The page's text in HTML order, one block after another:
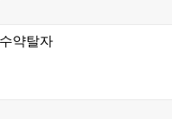
약탈자